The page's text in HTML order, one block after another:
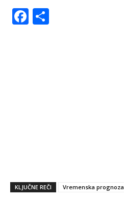
Facebook
KLJUČNE REČI Vremenska prognoza